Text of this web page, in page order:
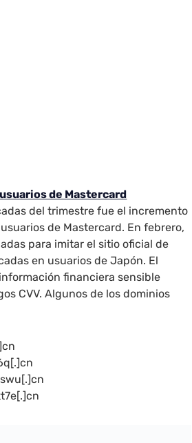
de Mastercard
del trimestre fue el incremento
de Mastercard. En febrero,
para imitar el sitio oficial de
en usuarios de Japón. El
financiera sensible
CVV. Algunos de los dominios